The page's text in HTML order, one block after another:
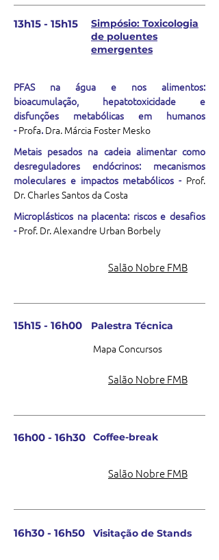
13h15 - 15h15
Simpósio: Toxicologia
de poluentes
emergentes
PFAS na água e nos alimentos:
bioacumulação, hepatotoxicidade e
disfunções metabólicas em humanos
-Profa. Dra. Márcia Foster Mesko
Metais pesados na cadeia alimentar como
desreguladores endócrinos: mecanismos
moleculares e impactos metabólicos - Prof.
Dr. Charles Santos da Costa
Microplásticos na placenta: riscos e desafios
-Prof. Dr. Alexandre Urban Borbely
Salão Nobre FMB
15h15 - 16h00 Palestra Técnica
Mapa Concursos
Salão Nobre FMB
16h00 - 16h30 Coffee-break
Salão Nobre FMB
16h30 - 16h50 Visitação de Stands